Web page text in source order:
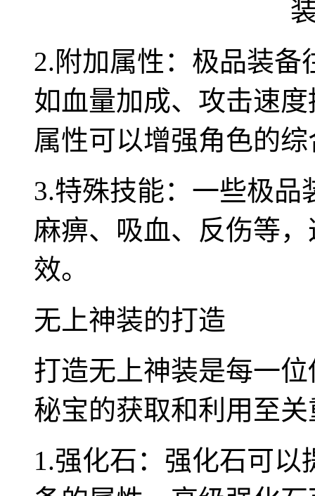
2.附加属性：极品装
如血量加成、攻击速
属性可以增强角色的
3.特殊技能：一些极
麻痹、吸血、反伤等
效。
无上神装的打造
打造无上神装是每一
秘宝的获取和利用至
1.强化石：强化石可